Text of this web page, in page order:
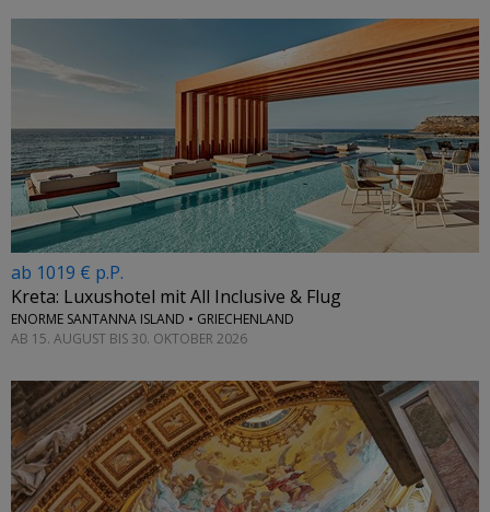
ab 1019 € p.P.
Kreta: Luxushotel mit All Inclusive & Flug
ENORME SANTANNA ISLAND • GRIECHENLAND
AB 15. AUGUST BIS 30. OKTOBER 2026
←